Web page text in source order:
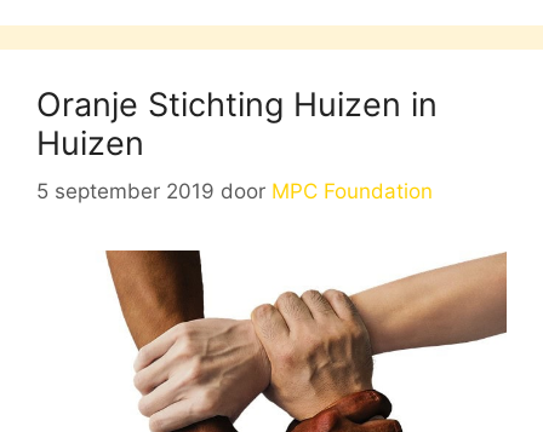
Oranje Stichting Huizen in
Huizen
5 september 2019 door MPC Foundation